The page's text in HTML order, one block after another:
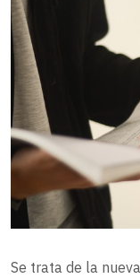
Se trata de la